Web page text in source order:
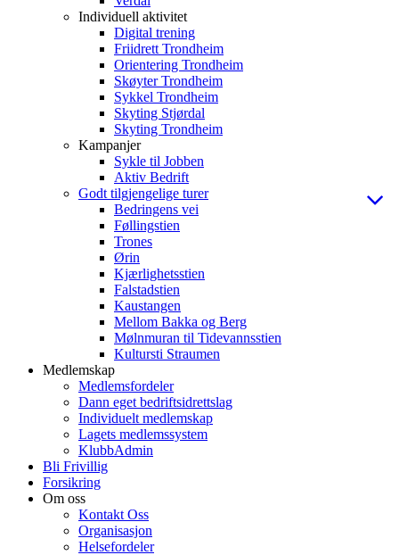
Individuell aktivitet
Digital trening
Friidrett Trondheim
Orientering Trondheim
Skøyter Trondheim
Sykkel Trondheim
Skyting Stjørdal
Skyting Trondheim
Kampanjer
Sykle til Jobben
Aktiv Bedrift
Godt tilgjengelige turer
Bedringens vei
Føllingstien
Trones
Ørin
Kjærlighetsstien
Falstadstien
Kaustangen
Mellom Bakka og Berg
Mølnmuran til Tidevannsstien
Kultursti Straumen
Medlemskap
Medlemsfordeler
Dann eget bedriftsidrettslag
Individuelt medlemskap
Lagets medlemssystem
KlubbAdmin
Bli Frivillig
Forsikring
Om oss
Kontakt Oss
Organisasjon
Helsefordeler